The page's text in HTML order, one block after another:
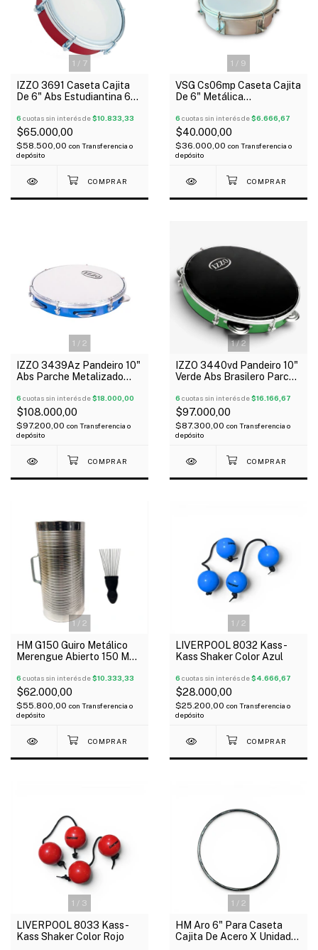
1 / 7
IZZO 3691 Caseta Cajita
De 6" Abs Estudiantina 6
6 cuotas sin interés de$10.833,33
$65.000,00
$58.500,00 con Transferencia o
depósito
1 / 9
VSG Cs06mp Caseta Cajita
De 6" Metálica
6 cuotas sin interés de$6.666,67
$40.000,00
$36.000,00 con Transferencia o
depósito
1 / 2
IZZO 3439Az Pandeiro 10"
Abs Parche Metalizado
6 cuotas sin interés de$18.000,00
$108.000,00
$97.200,00 con Transferencia o
depósito
1/2
IZZO 3440vd Pandeiro 10"
Verde Abs Brasilero Parche
6 cuotas sin interés de$16.166,67
$97.000,00
$87.300,00 con Transferencia o
depósito
1 / 2
HM G150 Guiro Metálico
Merengue Abierto 150 Mm
6 cuotas sin interés de$10.333,33
$62.000,00
$55.800,00 con Transferencia o
depósito
1 / 2
LIVERPOOL 8032 Kass-
Kass Shaker Color Azul
6 cuotas sin interés de$4.666,67
$28.000,00
$25.200,00 con Transferencia o
depósito
1 / 3
LIVERPOOL 8033 Kass-
Kass Shaker Color Rojo
1 / 2
HM Aro 6" Para Caseta
Cajita De Acero X Unidad